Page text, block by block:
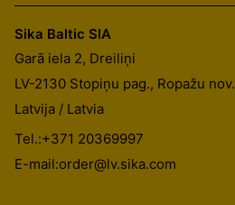
Sika Baltic SIA
Garā iela 2, Dreiliņi
LV-2130 Stopiņu pag., Ropažu nov.
Latvija / Latvia
Tel.:+371 20369997
E-mail:order@lv.sika.com